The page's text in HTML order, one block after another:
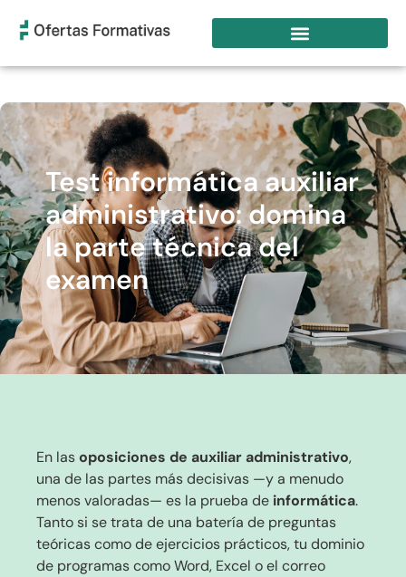
Test informática auxiliar
administrativo: domina
la parte técnica del
examen
En lasoposiciones de auxiliar administrativo,
una de las partes más decisivas —y a menudo
menos valoradas— es la prueba de informática.
Tanto si se trata de una batería de preguntas
teóricas como de ejercicios prácticos, tu dominio
de programas como Word, Excel o el correo